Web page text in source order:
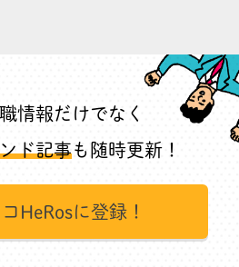
情報だけでなく
ド記事も随時更新！
HeRosに登録！